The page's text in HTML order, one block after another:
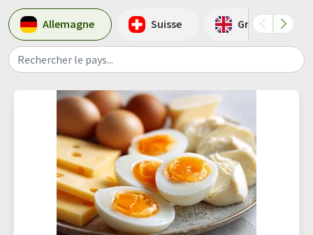
Allemagne Suisse Grande-
Rechercher le pays...